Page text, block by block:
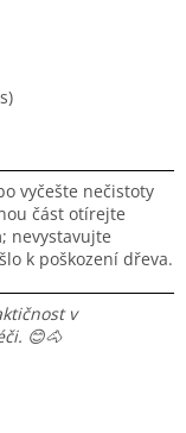
vyčešte nečistoty
část otírejte
nevystavujte
k poškození dřeva.
v
😊🐴